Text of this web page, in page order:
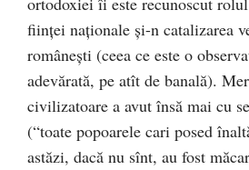
fiinţei naţionale şi-n catalizarea
româneşti (ceea ce este o
adevărată, pe atît de banală).
civilizatoare a avut însă mai cu
(“toate popoarele cari posed
astăzi, dacă nu sînt, au fost